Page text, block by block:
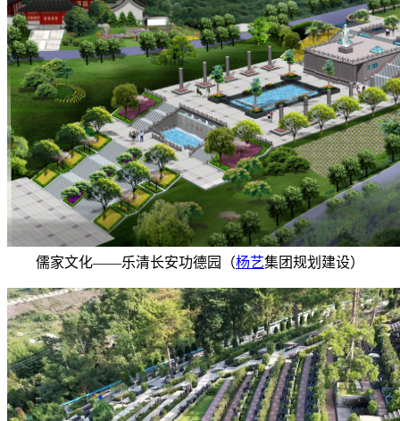
儒家文化——乐清长安功德园（杨艺集团规划建设）